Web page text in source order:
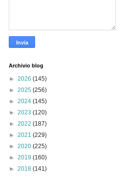
Archivio blog
► 2026 (145)
► 2025 (256)
► 2024 (145)
► 2023 (120)
► 2022 (187)
► 2021 (229)
► 2020 (225)
► 2019 (160)
► 2018 (141)